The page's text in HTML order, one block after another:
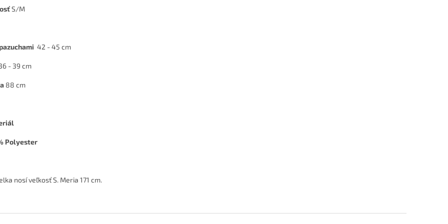
S/M
42 - 45 cm
- 39 cm
88 cm
Polyester
nosí veľkosť S. Meria 171 cm.